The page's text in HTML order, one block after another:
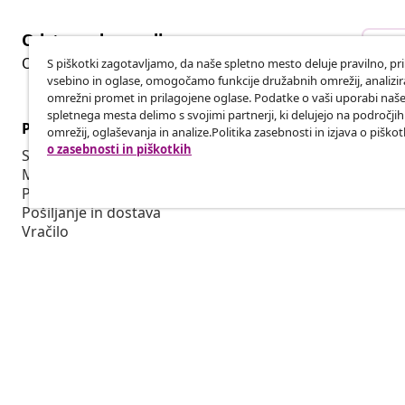
Odstop od pogodbe
Oddaj zahtevek za odstop od naročila.
Podpora za stranke
Sledite svojemu naročilu
Moj račun
Plačilo
Pošiljanje in dostava
Vračilo
Poslovanje
S piškotki zagotavljamo, da naše spletno mesto deluje pravilno,
vsebino in oglase, omogočamo funkcije družabnih omrežij,
omrežni promet in prilagojene oglase. Podatke o vaši uporabi
spletnega mesta delimo s svojimi partnerji, ki delujejo na
omrežij, oglaševanja in analize.Politika zasebnosti in izjava o
o zasebnosti in piškotkih